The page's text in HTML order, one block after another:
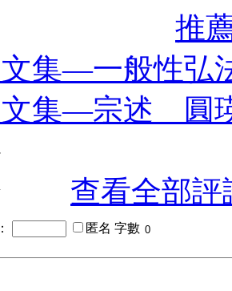
推
文集—一般性
文集—宗述 圓
查看全部評
匿名 字數